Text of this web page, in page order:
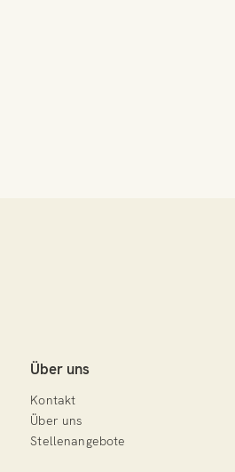
Über uns
Kontakt
Über uns
Stellenangebote